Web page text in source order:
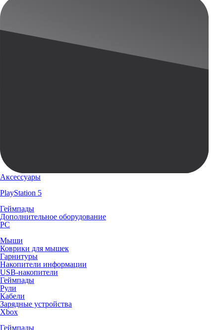
Аксессуары
PlayStation 5
Геймпады
Дополнительное оборудование
PC
Мыши
Коврики для мышек
Гарнитуры
Накопители информации
USB-накопители
Геймпады
Рули
Кабели
Зарядные устройства
Xbox
Геймпады